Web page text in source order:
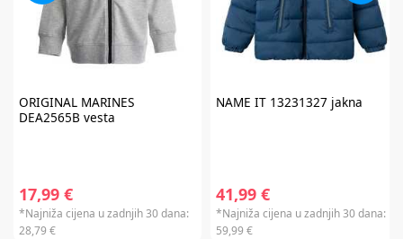
ORIGINAL MARINES
DEA2565B vesta
17,99 €
*Najniža cijena u zadnjih 30 dana:
28,79 €
NAME IT13231327 jakna
41,99 €
*Najniža cijena u zadnjih 30 dana:
59,99 €